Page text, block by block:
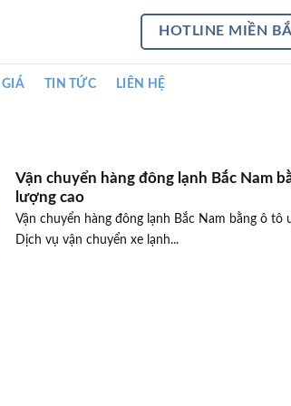
HOTLINE MIỀN
GIÁ TIN TỨC LIÊN HỆ
Vận chuyển hàng đông lạnh Bắc Nam
lượng cao
Vận chuyển hàng đông lạnh Bắc Nam bằng ô tô
Dịch vụ vận chuyển xe lạnh...